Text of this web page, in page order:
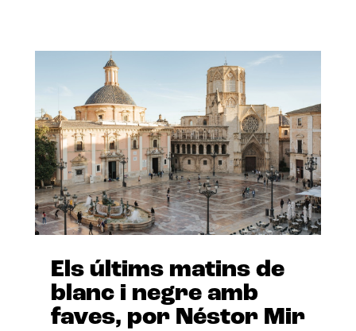
Els últims matins de
blanc i negre amb
faves, por Néstor Mir